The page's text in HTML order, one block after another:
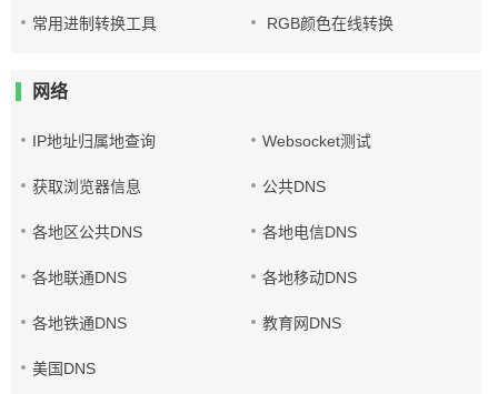
常用进制转换工具 RGB颜色在线转换
网络
IP地址归属地查询 Websocket测试
获取浏览器信息 公共DNS
各地区公共DNS 各地电信DNS
各地联通DNS 各地移动DNS
各地铁通DNS 教育网DNS
美国DNS